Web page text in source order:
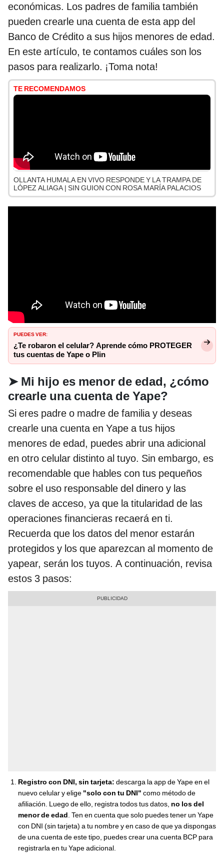
económicas. Los padres de familia también
pueden crearle una cuenta de esta app del
Banco de Crédito a sus hijos menores de edad.
En este artículo, te contamos cuáles son los
pasos para realizarlo. ¡Toma nota!
TE RECOMENDAMOS
OLLANTA HUMALA EN VIVO RESPONDE Y LA TRAMPA DE
LÓPEZ ALIAGA | SIN GUION CON ROSA MARÍA PALACIOS
PUEDES VER:
¿Te robaron el celular? Aprende cómo PROTEGER
tus cuentas de Yape o Plin
➤ Mi hijo es menor de edad, ¿cómo
crearle una cuenta de Yape?
Si eres padre o madre de familia y deseas
crearle una cuenta en Yape a tus hijos
menores de edad, puedes abrir una adicional
en otro celular distinto al tuyo. Sin embargo, es
recomendable que hables con tus pequeños
sobre el uso responsable del dinero y las
claves de acceso, ya que la titularidad de las
operaciones financieras recaerá en ti.
Recuerda que los datos del menor estarán
protegidos y los que aparezcan al momento de
yapear, serán los tuyos. A continuación, revisa
estos 3 pasos:
Registro con DNI, sin tarjeta: descarga la app de Yape en el
nuevo celular y elige "solo con tu DNI" como método de
afiliación. Luego de ello, registra todos tus datos, no los del
menor de edad. Ten en cuenta que solo puedes tener un Yape
con DNI (sin tarjeta) a tu nombre y en caso de que ya dispongas
de una cuenta de este tipo, puedes crear una cuenta BCP para
registrarla en tu Yape adicional.